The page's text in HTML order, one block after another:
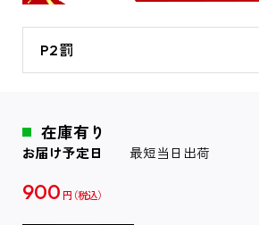
P2罰
在庫有り
お届け予定日 最短当日出荷
900 円